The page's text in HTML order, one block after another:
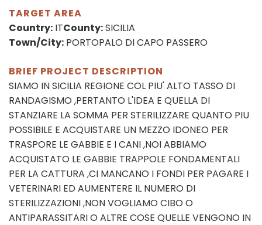
TARGET AREA
Country: ITCounty:SICILIA
Town/City: PORTOPALO DI CAPO PASSERO
BRIEF PROJECT DESCRIPTION
SIAMO IN SICILIA REGIONE COL PIU' ALTO TASSO DI
RANDAGISMO ,PERTANTO L'IDEA E QUELLA DI
STANZIARE LA SOMMA PER STERILIZZARE QUANTO PIU
POSSIBILE E ACQUISTARE UN MEZZO IDONEO PER
TRASPORE LE GABBIE E I CANI ,NOI ABBIAMO
ACQUISTATO LE GABBIE TRAPPOLE FONDAMENTALI
PER LA CATTURA ,CI MANCANO I FONDI PER PAGARE I
VETERINARI ED AUMENTERE IL NUMERO DI
STERILIZZAZIONI ,NON VOGLIAMO CIBO O
ANTIPARASSITARI O ALTRE COSE QUELLE VENGONO IN